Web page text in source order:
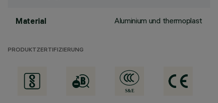
Material Aluminium und thermoplast
PRODUKTZERTIFIZIERUNG